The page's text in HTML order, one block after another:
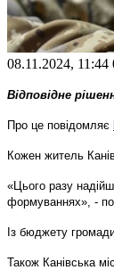
08.11.2024, 11:44
Відповідне
Про це повідомляє
Кожен житель
«Цього разу
формуваннях», -
Із бюджету
Також Канівська